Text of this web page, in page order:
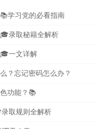
学习党的必看指南
录取秘籍全解析
一文详解
？忘记密码怎么办？
功能？📚
取规则全解析